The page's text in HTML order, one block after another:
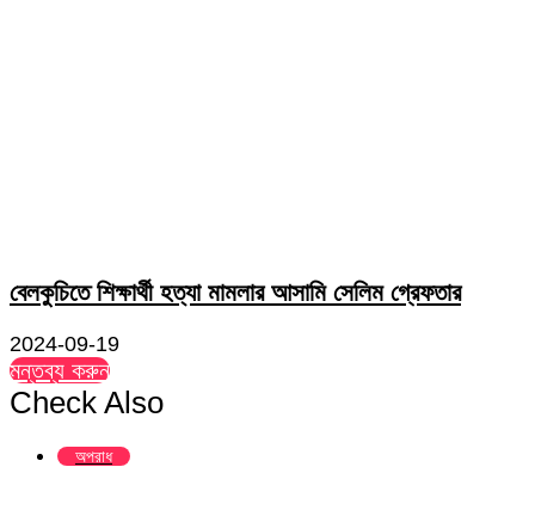
বেলকুচিতে শিক্ষার্থী হত্যা মামলার আসামি সেলিম গ্রেফতার
2024-09-19
মন্তব্য করুন
Check Also
অপরাধ